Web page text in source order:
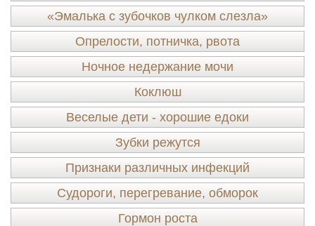
«Эмалька с зубочков чулком слезла»
Опрелости, потничка, рвота
Ночное недержание мочи
Коклюш
Веселые дети - хорошие едоки
Зубки режутся
Признаки различных инфекций
Судороги, перегревание, обморок
Гормон роста